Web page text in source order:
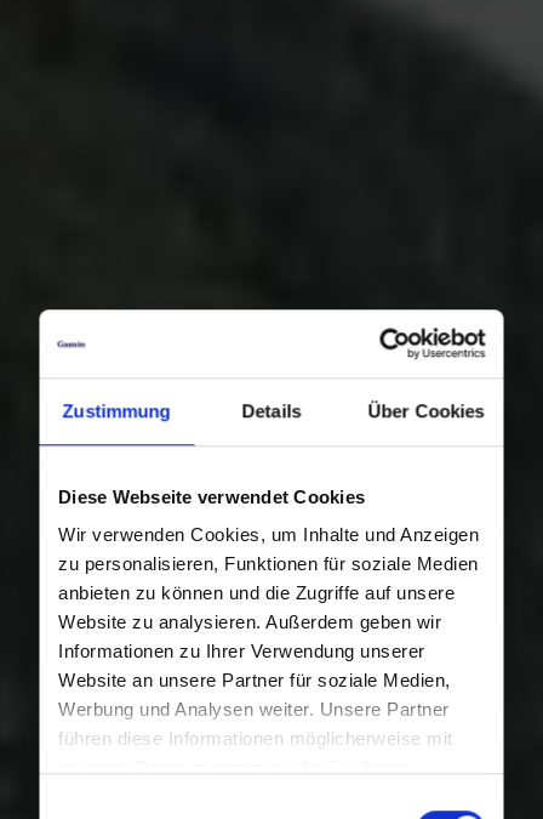
Zustimmung Details Über Cookies
Diese Webseite verwendet Cookies
Wir verwenden Cookies, um Inhalte und Anzeigen
zu personalisieren, Funktionen für soziale Medien
anbieten zu können und die Zugriffe auf unsere
Website zu analysieren. Außerdem geben wir
Informationen zu Ihrer Verwendung unserer
Website an unsere Partner für soziale Medien,
Werbung und Analysen weiter. Unsere Partner
führen diese Informationen möglicherweise mit